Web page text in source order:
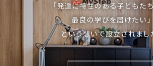
「発達に特性のある子どもた
最良の学びを届けたい」
という想いで設立されまし